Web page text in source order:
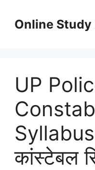
contentOnline Study
UP
Syllabus
कांस्टेबल